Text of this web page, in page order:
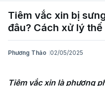
Tiêm vắc xin bị
đâu? Cách xử lý thế
Phương Thảo 02/05/2025
Tiêm vắc xin là phương